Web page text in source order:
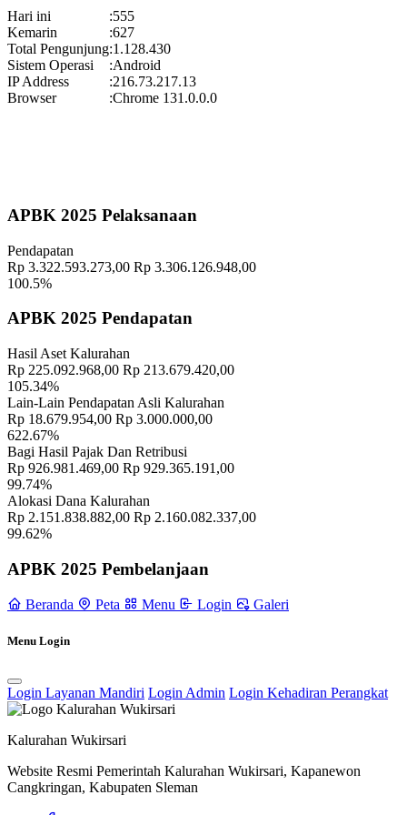
Geografis 10 November 2021
Memahami Peran dan Makna Rois dalam Pembinaan Rois di
Kalurahan Wukirsari 02 April 2024
Semangat Gotong Royong Warga Wukirsari Masih Sangat Terjaga
Sampai Saat Ini 21 November 2022
Profil Lurah 17 November 2021
Silaturahmi Pamong Kalurahan Tridadi Dalam Rangka Peningkatan
Kapasitas Ke Wukirsari 20 Januari 2023
Sosialisasi Pengarus Utamaan Gender Di Kalurahan Wukirsari
November 2021
Pemerintah Kalurahan Wukirsari Memperkuat Tertib Administrasi
Kependudukan Melalui Rapat Koordinasi Adminduk
KE-34 07 Maret 2023
Posyandu Terpadu Lansia & Balita di Plupuh: Pantau Kesehatan,
01 Oktober 2024
Penyuluhan Tentang Sistem Peradilan Anak Di Wukirsari.
Gelar Budaya Wukirsari 2025
Waktu
:
Lokasi
Koordinator
:
Hari ini :555
Kemarin
:627
Total Pengunjung:1.128.430
Sistem Operasi
:Android
IP Address
:216.73.217.13
Browser
:Chrome 131.0.0.0
APBK 2025 Pelaksanaan
Pendapatan
Rp 3.322.593.273,00 Rp 3.306.126.948,00
100.5%
APBK 2025 Pendapatan
Hasil Aset Kalurahan
Rp 225.092.968,00 Rp 213.679.420,00
105.34%
Lain-Lain Pendapatan Asli Kalurahan
Rp 18.679.954,00 Rp 3.000.000,00
622.67%
Bagi Hasil Pajak Dan Retribusi
Rp 926.981.469,00 Rp 929.365.191,00
99.74%
Alokasi Dana Kalurahan
Rp 2.151.838.882,00 Rp 2.160.082.337,00
99.62%
APBK 2025 Pembelanjaan
Beranda Peta Menu Login Galeri
Menu Login
Login Layanan Mandiri Login Admin Login Kehadiran Perangkat
Kalurahan Wukirsari
Website Resmi Pemerintah Kalurahan Wukirsari, Kapanewon
Cangkringan, Kabupaten Sleman